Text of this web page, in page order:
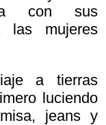
con sus
las mujeres
a tierras
luciendo
jeans y